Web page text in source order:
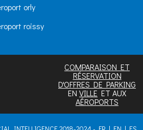
orly
roissy
COMPARAISON ET
RÉSERVATION
D'OFFRES DE PARKING
EN VILLE ET AUX
AÉROPORTS